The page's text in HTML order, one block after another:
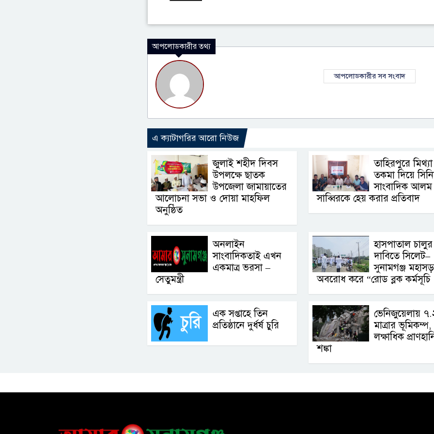
আপলোডকারীর তথ্য
আপলোডকারীর সব সংবাদ
এ ক্যাটাগরির আরো নিউজ
জুলাই শহীদ দিবস
উপলক্ষে ছাতক
উপজেলা জামায়াতের
আলোচনা সভা ও দোয়া মাহফিল
অনুষ্ঠিত
তাহিরপুরে মিথ্যা
তকমা দিয়ে
সাংবাদিক আলম
সাব্বিরকে হেয় করার প্রতিবাদ
অনলাইন
সাংবাদিকতাই এখন
একমাত্র ভরসা –
সেতুমন্ত্রী
হাসপাতাল চালুর
দাবিতে সিলেট–
সুনামগঞ্জ
অবরোধ করে “রোড ব্লক কর্মসূচি
এক সপ্তাহে তিন
প্রতিষ্ঠানে দুর্ধর্ষ চুরি
ভেনিজুয়েলায়
মাত্রার ভূমিকম্প,
লক্ষাধিক
শঙ্কা